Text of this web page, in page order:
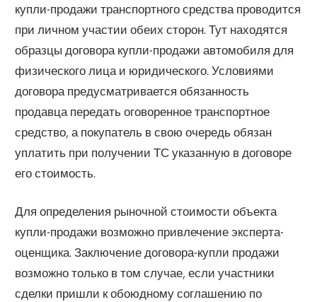
купли-продажи транспортного средства проводится
при личном участии обеих сторон. Тут находятся
образцы договора купли-продажи автомобиля для
физического лица и юридического. Условиями
договора предусматривается обязанность
продавца передать оговоренное транспортное
средство, а покупатель в свою очередь обязан
уплатить при получении ТС указанную в договоре
его стоимость.
Для определения рыночной стоимости объекта
купли-продажи возможно привлечение эксперта-
оценщика. Заключение договора-купли продажи
возможно только в том случае, если участники
сделки пришли к обоюдному соглашению по